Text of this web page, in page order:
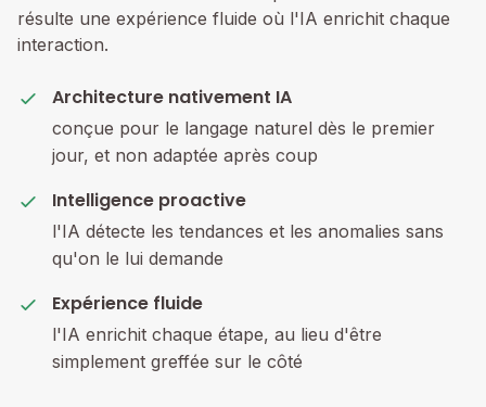
résulte une expérience fluide où l'IA enrichit chaque
interaction.
Architecture nativement IA
conçue pour le langage naturel dès le premier
jour, et non adaptée après coup
Intelligence proactive
l'IA détecte les tendances et les anomalies sans
qu'on le lui demande
Expérience fluide
l'IA enrichit chaque étape, au lieu d'être
simplement greffée sur le côté